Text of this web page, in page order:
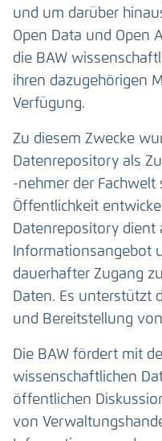
und um darüber
Open Data und Open
die BAW
ihren dazugehörigen
Verfügung.
Zu diesem Zwecke
Datenrepository als
-nehmer der
Öffentlichkeit
Datenrepository dient
Informationsangebot
dauerhafter Zugang
Daten. Es unterstützt
und Bereitstellung
Die BAW fördert mit
wissenschaftlichen
öffentlichen
von